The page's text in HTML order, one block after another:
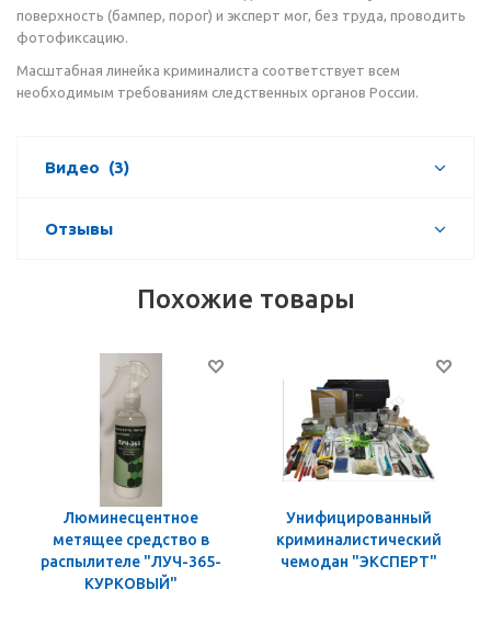
поверхность (бампер, порог) и эксперт мог, без труда, проводить
фотофиксацию.
Масштабная линейка криминалиста соответствует всем
необходимым требованиям следственных органов России.
Видео (3)
Отзывы
Похожие товары
Люминесцентное
метящее средство в
распылителе "ЛУЧ-365-
КУРКОВЫЙ"
Унифицированный
криминалистический
чемодан "ЭКСПЕРТ"